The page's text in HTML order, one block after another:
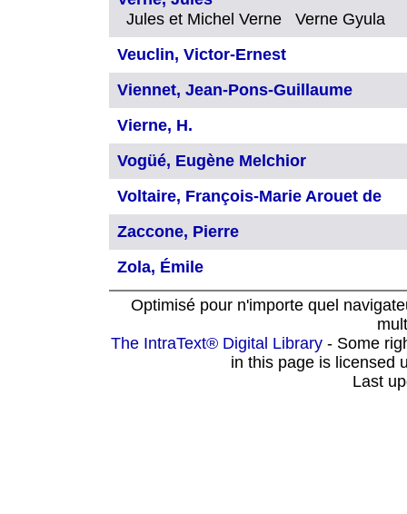
Jules et Michel Verne Verne Gyula
Veuclin, Victor-Ernest
Viennet, Jean-Pons-Guillaume
Vierne, H.
Vogüé, Eugène Melchior
Voltaire, François-Marie Arouet de
Zaccone, Pierre
Zola, Émile
Optimisé pour n'importe quel
The IntraText® Digital Library- Some
in this page is licensed
Last